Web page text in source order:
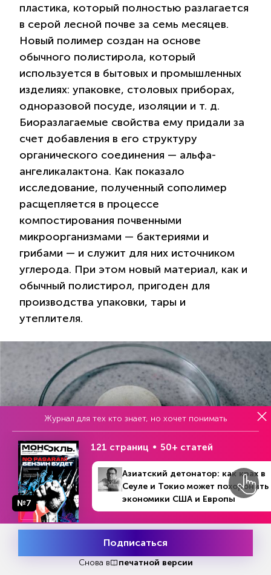
№36 (1310)
4 - 10 сентября 2023
В номере
пластика, который полностью разлагается
в серой лесной почве за семь месяцев.
Новый полимер создан на основе
обычного полистирола, который
используется в бытовых и промышленных
изделиях: упаковке, столовых приборах,
одноразовой посуде, изоляции и т. д.
Биоразлагаемые свойства ему придали за
счет добавления в его структуру
органического соединения — альфа-
ангеликалактона. Как показало
исследование, полученный сополимер
расщепляется в процессе
компостирования почвенными
микроорганизмами — бактериями и
грибами — и служит для них источником
углерода. При этом новый материал, как и
обычный полистирол, пригоден для
производства упаковки, тары и
утеплителя.
VK.COM/KRASNOYARSK.SCIENCE
Читайте Monocle.ru в
Попробовать
Журнал для тех кто знает, но хочет понимать
№7
121 страниц 50+ статей
Азиатский детонатор: как крах в
Сеуле и Токио может похоронить
экономики США и Европы
Подписаться
Снова в печатной версии